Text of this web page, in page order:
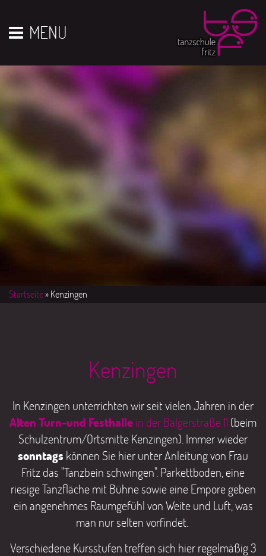
Startseite» Kenzingen
Kenzingen
In Kenzingen unterrichten wir seit vielen Jahren in der
Alten Turn-und Festhallein der Balgerstraße 11 (beim
Schulzentrum/Ortsmitte Kenzingen). Immer wieder
sonntags können Sie hier unter Anleitung von Frau
Fritz das "Tanzbein schwingen". Parkettboden, eine
riesige Tanzfläche mit Bühne sowie eine Empore geben
ein angenehmes Raumgefühl von Weite und Luft, was
man nur selten vorfindet.
Verschiedene Kursstufen treffen sich hier regelmäßig 3